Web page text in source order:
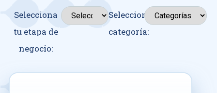
Selecciona
tu etapa de
negocio:
Seleccionar
categoría: